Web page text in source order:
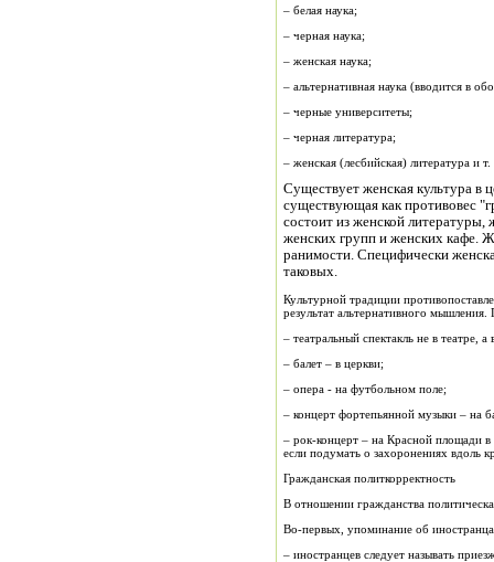
– белая наука;
– черная наука;
– женская наука;
– альтернативная наука (вводится в
– черные университеты;
– черная литература;
– женская (лесбийская) литература и т.
Существует женская культура в
существующая как противовес
состоит из женской литературы,
женских групп и женских кафе.
ранимости. Специфически
таковых.
Культурной традиции
результат альтернативного
– театральный спектакль не в театре, а
– балет – в церкви;
– опера - на футбольном поле;
– концерт фортепьянной музыки – на
– рок-концерт – на Красной площади
если подумать о захоронениях вдоль
Гражданская политкорректность
В отношении гражданства
Во-первых, упоминание об
– иностранцев следует называть